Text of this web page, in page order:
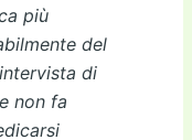
più
del
di
non fa